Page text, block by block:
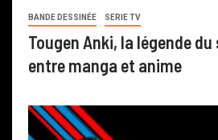
BANDE DESSINÉE SERIE TV
Tougen Anki, la légende
entre manga et anime